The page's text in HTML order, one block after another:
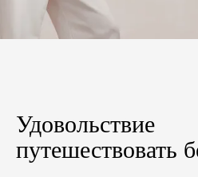
Удовольствие
путешествовать